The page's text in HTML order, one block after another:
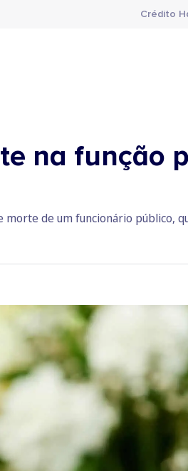
Crédito
na função
de um funcionário público,